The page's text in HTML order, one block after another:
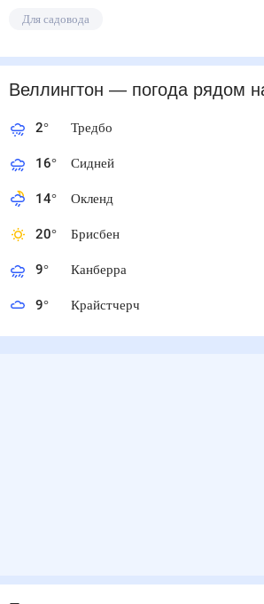
Для садовода
Веллингтон — погода рядом
2° Тредбо
16° Сидней
14° Окленд
20° Брисбен
9° Канберра
9° Крайстчерч